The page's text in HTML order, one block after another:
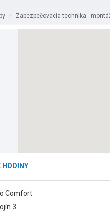
/ Zabezpečovacia technika -
HODINY
Comfort
3